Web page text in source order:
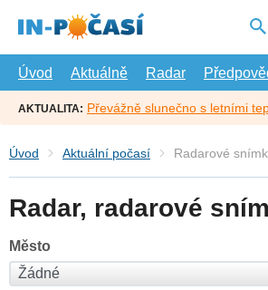
hlavní
Úvod
Aktuálně Radar
AKTUALITA: Převážně slunečno s letními
Úvod Aktuální počasí Radarové
Radar, radarové
Město